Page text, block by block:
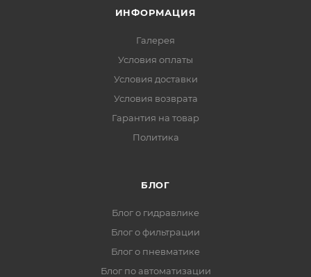
ИНФОРМАЦИЯ
Галерея
Условия оплаты
Условия доставки
Условия возврата
Гарантия на товар
Политика
БЛОГ
Блог о гидравлике
Блог о фильтрации
Блог о пневматике
Блог по автоматизации